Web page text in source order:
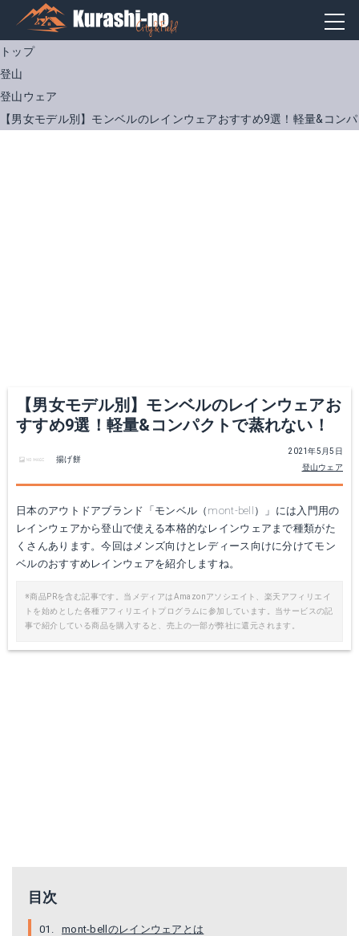
トップ
登山
登山ウェア
【男女モデル別】モンベルのレインウェアおすすめ9選！軽量&コン
【男女モデル別】モンベルのレインウェアお
すすめ9選！軽量&コンパクトで蒸れない！
2021年5月5日
登山ウェア
揚げ餅
日本のアウトドアブランド「モンベル（mont-bell）」には入門用の
レインウェアから登山で使える本格的なレインウェアまで種類がた
くさんあります。今回はメンズ向けとレディース向けに分けてモン
ベルのおすすめレインウェアを紹介しますね。
※商品PRを含む記事です。当メディアはAmazonアソシエイト、楽天アフィリエイ
トを始めとした各種アフィリエイトプログラムに参加しています。当サービスの記
事で紹介している商品を購入すると、売上の一部が弊社に還元されます。
目次
mont-bellのレインウェアとは
レインダンサー
楽天で詳細を見る
サンダーパスジャケット
楽天で詳細を見る